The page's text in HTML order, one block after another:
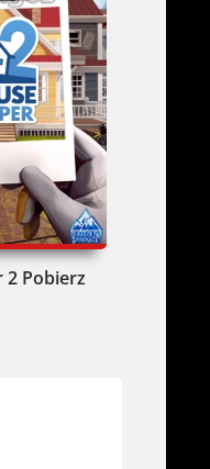
2 Pobierz